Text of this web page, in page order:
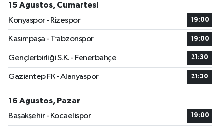
15 Ağustos, Cumartesi
Konyaspor - Rizespor
19:00
Kasımpaşa - Trabzonspor 19:00
Gençlerbirliği S.K. - Fenerbahçe 21:30
Gaziantep FK - Alanyaspor 21:30
16 Ağustos, Pazar
Başakşehir - Kocaelispor
19:00